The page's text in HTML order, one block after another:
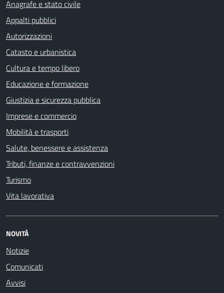
Anagrafe e stato civile
Appalti pubblici
Autorizzazioni
Catasto e urbanistica
Cultura e tempo libero
Educazione e formazione
Giustizia e sicurezza pubblica
Imprese e commercio
Mobilità e trasporti
Salute, benessere e assistenza
Tributi, finanze e contravvenzioni
Turismo
Vita lavorativa
NOVITÀ
Notizie
Comunicati
Avvisi